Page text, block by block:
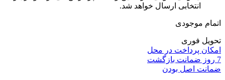
انتخابی ارسال خواهد شد.
اتمام موجودی
تحویل فوری
امکان پرداخت در محل
7 روز ضمانت بازگشت
ضمانت اصل بودن